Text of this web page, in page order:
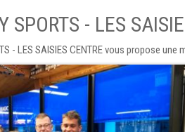
SPORTS - LES
- LES SAISIES CENTRE vous propose